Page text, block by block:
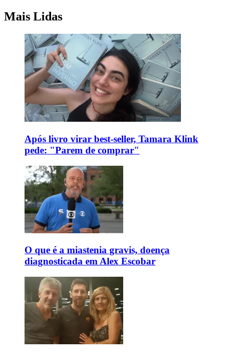
Mais Lidas
Após livro virar best-seller, Tamara Klink
pede: "Parem de comprar"
O que é a miastenia gravis, doença
diagnosticada em Alex Escobar